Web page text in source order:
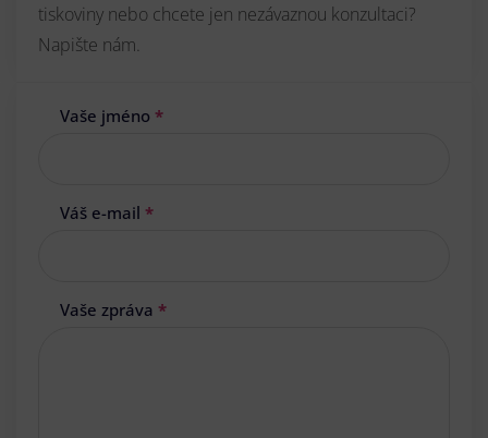
tiskoviny nebo chcete jen nezávaznou konzultaci?
Napište nám.
Vaše jméno *
Váš e-mail *
Vaše zpráva *